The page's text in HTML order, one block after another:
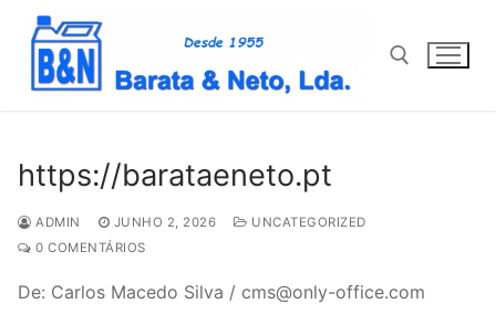
Saltar
para
conteúdo
https://barataeneto.pt
ADMIN JUNHO 2, 2026
UNCATEGORIZED
0 COMENTÁRIOS
De: Carlos Macedo Silva / cms@only-office.com